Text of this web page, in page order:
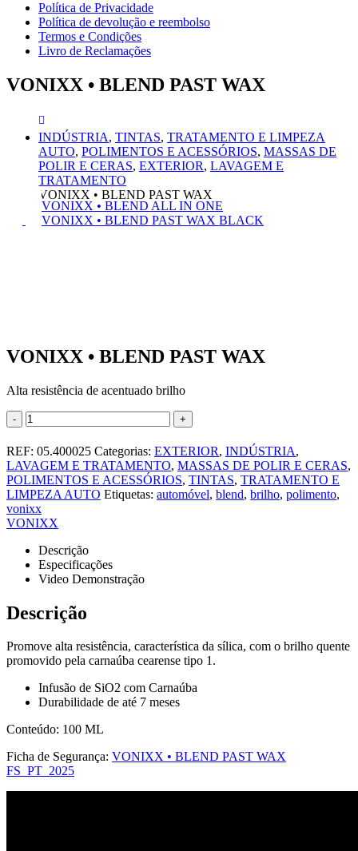
Política de Privacidade
Política de devolução e reembolso
Termos e Condições
Livro de Reclamações
VONIXX • BLEND PAST WAX
INDÚSTRIA, TINTAS, TRATAMENTO E LIMPEZA
AUTO, POLIMENTOS E ACESSÓRIOS, MASSAS DE
POLIR E CERAS, EXTERIOR, LAVAGEM E
TRATAMENTO
VONIXX • BLEND PAST WAX
VONIXX • BLEND ALL IN ONE
VONIXX • BLEND PAST WAX BLACK
VONIXX • BLEND PAST WAX
Alta resistência de acentuado brilho
- +
REF: 05.400025 Categorias: EXTERIOR, INDÚSTRIA,
LAVAGEM E TRATAMENTO, MASSAS DE POLIR E CERAS,
POLIMENTOS E ACESSÓRIOS, TINTAS, TRATAMENTO E
LIMPEZA AUTO Etiquetas: automóvel, blend, brilho, polimento,
vonixx
VONIXX
Descrição
Especificações
Video Demonstração
Descrição
Promove alta resistência, característica da sílica, com o brilho quente
promovido pela carnaúba cearense tipo 1.
Infusão de SiO2 com Carnaúba
Durabilidade de até 7 meses
Conteúdo: 100 ML
Ficha de Segurança: VONIXX • BLEND PAST WAX
FS_PT_2025